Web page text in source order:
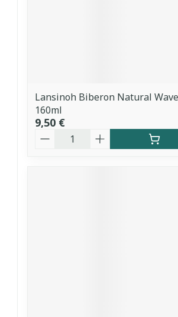
Lansinoh Biberon Natural Wave
160ml
9,50 €
Quantité